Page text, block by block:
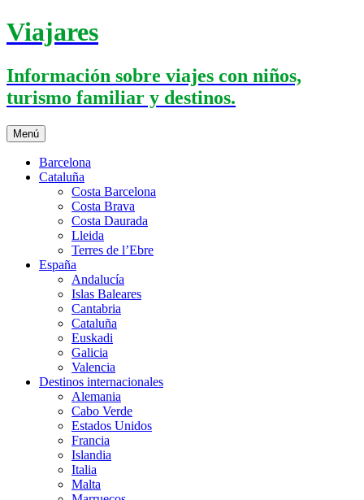
Saltar
al
Viajares
Información sobre viajes con niños,
turismo familiar y destinos.
Menú
Barcelona
Cataluña
Costa Barcelona
Costa Brava
Costa Daurada
Lleida
Terres de l’Ebre
España
Andalucía
Islas Baleares
Cantabria
Cataluña
Euskadi
Galicia
Valencia
Destinos internacionales
Alemania
Cabo Verde
Estados Unidos
Francia
Islandia
Italia
Malta